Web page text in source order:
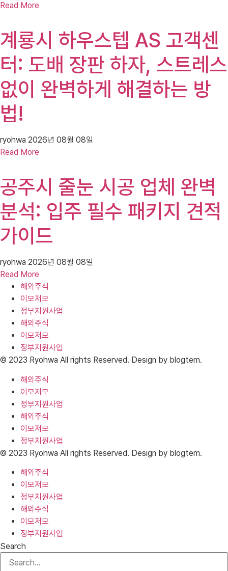
Read More
계룡시 하우스텝 AS 고객센
터: 도배 장판 하자, 스트레스
없이 완벽하게 해결하는 방
법!
ryohwa 2026년 08월 08일
Read More
공주시 줄눈 시공 업체 완벽
분석: 입주 필수 패키지 견적
가이드
ryohwa 2026년 08월 08일
Read More
해외주식
이모저모
정부지원사업
해외주식
이모저모
정부지원사업
© 2023 Ryohwa All rights Reserved. Design by blogtem.
해외주식
이모저모
정부지원사업
해외주식
이모저모
정부지원사업
© 2023 Ryohwa All rights Reserved. Design by blogtem.
해외주식
이모저모
정부지원사업
해외주식
이모저모
정부지원사업
Search